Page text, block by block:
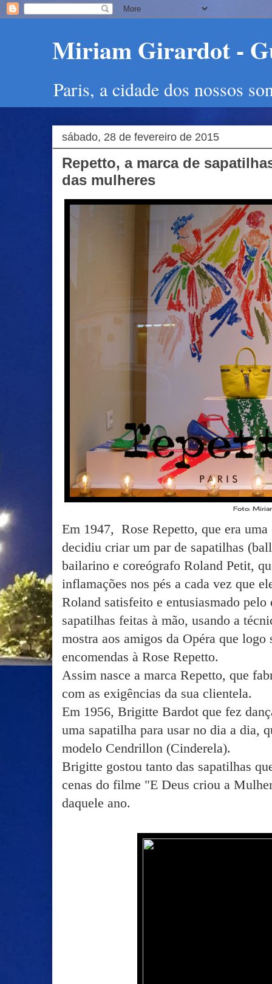
Miriam Girardot -
Paris, a cidade dos nossos
sábado, 28 de fevereiro de 2015
Repetto, a marca de
das mulheres
Foto:
Em 1947, Rose Repetto, que era
decidiu criar um par de sapatilhas
bailarino e coreógrafo Roland Petit,
inflamações nos pés a cada vez que
Roland satisfeito e entusiasmado pelo
sapatilhas feitas à mão, usando a
mostra aos amigos da Opéra que logo
encomendas à Rose Repetto.
Assim nasce a marca Repetto, que
com as exigências da sua clientela.
Em 1956, Brigitte Bardot que fez
uma sapatilha para usar no dia a dia,
modelo Cendrillon (Cinderela).
Brigitte gostou tanto das sapatilhas
cenas do filme "E Deus criou a
daquele ano.